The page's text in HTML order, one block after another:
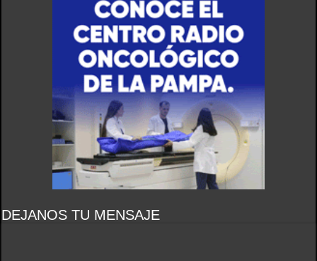
DEJANOS TU MENSAJE